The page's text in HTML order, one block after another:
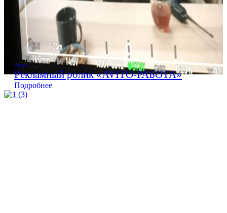
Видео
Рекламный ролик «AVITO-РАБОТА»
Подробнее